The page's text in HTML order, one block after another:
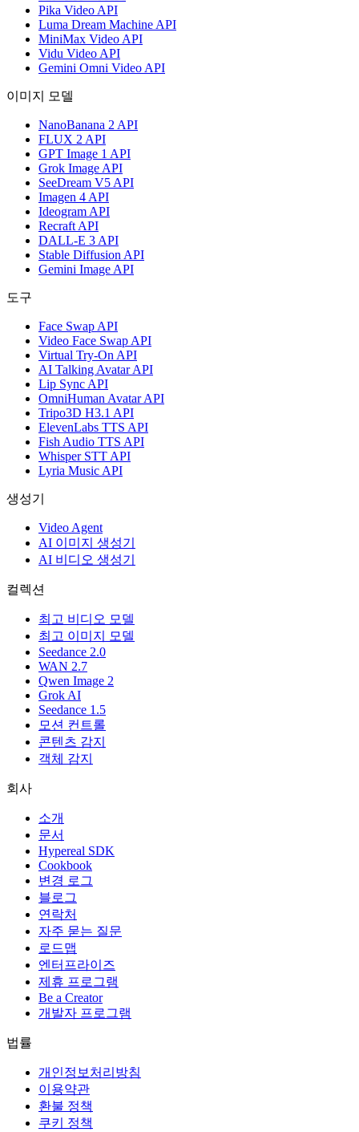
Pika Video API
Luma Dream Machine API
MiniMax Video API
Vidu Video API
Gemini Omni Video API
이미지 모델
NanoBanana 2 API
FLUX 2 API
GPT Image 1 API
Grok Image API
SeeDream V5 API
Imagen 4 API
Ideogram API
Recraft API
DALL-E 3 API
Stable Diffusion API
Gemini Image API
도구
Face Swap API
Video Face Swap API
Virtual Try-On API
AI Talking Avatar API
Lip Sync API
OmniHuman Avatar API
Tripo3D H3.1 API
ElevenLabs TTS API
Fish Audio TTS API
Whisper STT API
Lyria Music API
생성기
Video Agent
AI 이미지 생성기
AI 비디오 생성기
컬렉션
최고 비디오 모델
최고 이미지 모델
Seedance 2.0
WAN 2.7
Qwen Image 2
Grok AI
Seedance 1.5
모션 컨트롤
콘텐츠 감지
객체 감지
회사
소개
문서
Hypereal SDK
Cookbook
변경 로그
블로그
연락처
자주 묻는 질문
로드맵
엔터프라이즈
제휴 프로그램
Be a Creator
개발자 프로그램
법률
개인정보처리방침
이용약관
환불 정책
쿠키 정책